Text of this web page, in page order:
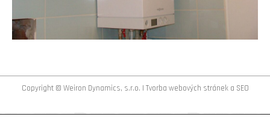
Copyright © Weiron Dynamics, s.r.o. | Tvorba webových stráneka SEO